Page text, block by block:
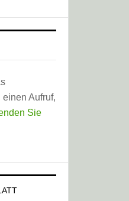
Aufruf,
Sie